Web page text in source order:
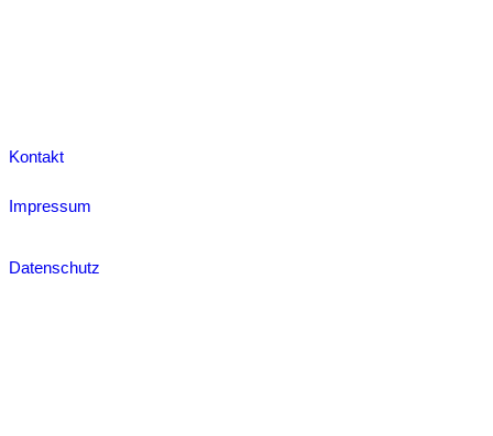
Kontakt
Impressum
Datenschutz